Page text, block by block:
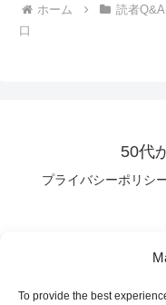
To provide the best
ホーム 読者
口
50代
プライバシーポリシ